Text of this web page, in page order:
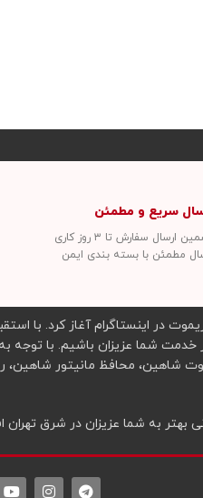
سریع و مطمئن
ارسال سفارش تا ۳ روز کاری
مطمئن با بسته بندی ایمن
کاورهای چرمی ریموت در اینستاگرام